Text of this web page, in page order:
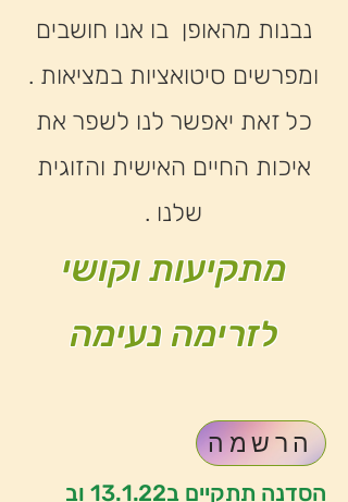
נבנות מהאופן בו אנו חושבים
ומפרשים סיטואציות במציאות .
כל זאת יאפשר לנו לשפר את
איכות החיים האישית והזוגית
שלנו .
מתקיעות וקושי
לזרימה נעימה
הרשמה
הסדנה תתקיים ב13.1.22 וב